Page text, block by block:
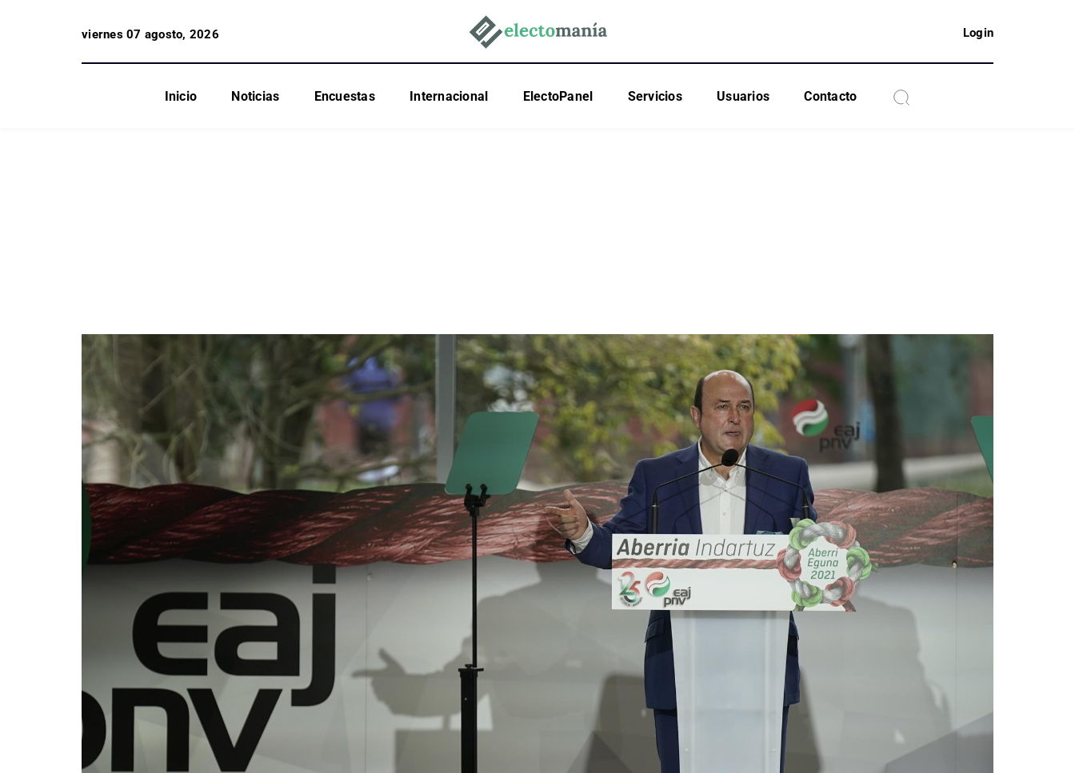
viernes 07 agosto, 2026 Login
Inicio Noticias Encuestas Internacional ElectoPanel Servicios Usuarios Contacto